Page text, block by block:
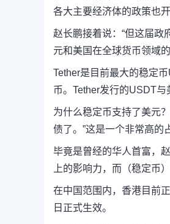
各大主要经济体的政策也
赵长鹏接着说：“但这届政
元和美国在全球货币领域
Tether是目前最大的稳定
币。Tether发行的USDT与
为什么稳定币支持了美元
债了。”这是一个非常高的
毕竟是曾经的华人首富，
上的影响力，而（稳定币
在中国范围内，香港目前
日正式生效。